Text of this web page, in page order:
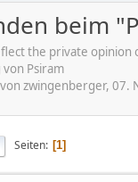
beim
the private
Psiram
zwingenberger, 07.
Seiten 1